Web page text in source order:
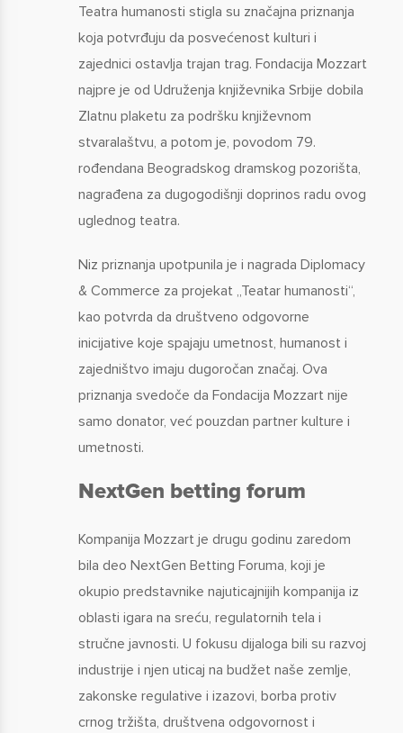
Teatra humanosti stigla su značajna priznanja
koja potvrđuju da posvećenost kulturi i
zajednici ostavlja trajan trag. Fondacija Mozzart
najpre je od Udruženja književnika Srbije dobila
Zlatnu plaketu za podršku književnom
stvaralaštvu, a potom je, povodom 79.
rođendana Beogradskog dramskog pozorišta,
nagrađena za dugogodišnji doprinos radu ovog
uglednog teatra.
Niz priznanja upotpunila je i nagrada Diplomacy
& Commerce za projekat „Teatar humanosti“,
kao potvrda da društveno odgovorne
inicijative koje spajaju umetnost, humanost i
zajedništvo imaju dugoročan značaj. Ova
priznanja svedoče da Fondacija Mozzart nije
samo donator, već pouzdan partner kulture i
umetnosti.
NextGen betting forum
Kompanija Mozzart je drugu godinu zaredom
bila deo NextGen Betting Foruma, koji je
okupio predstavnike najuticajnijih kompanija iz
oblasti igara na sreću, regulatornih tela i
stručne javnosti. U fokusu dijaloga bili su razvoj
industrije i njen uticaj na budžet naše zemlje,
zakonske regulative i izazovi, borba protiv
crnog tržišta, društvena odgovornost i